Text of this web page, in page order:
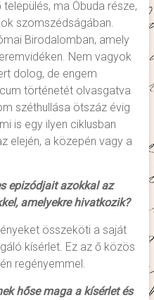
ma Óbuda része,
szomszédságában.
Birodalomban, amely
Nem vagyok
dolog, de engem
történetét olvasgatva
széthullása ötszáz évig
is egy ilyen ciklusban
elején, a közepén vagy a
epizódjait azokkal az
amelyekre hivatkozik?
összeköti a saját
kísérlet. Ez az ő közös
regényemmel.
hőse maga a kísérlet és